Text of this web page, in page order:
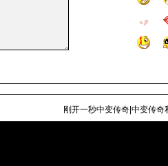
刚开一秒中变传奇|中变传